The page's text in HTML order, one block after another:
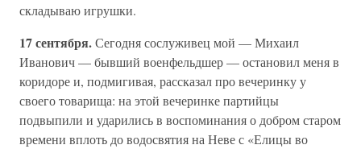
складываю игрушки.
17 сентября.Сегодня сослуживец мой — Михаил
Иванович — бывший военфельдшер — остановил меня в
коридоре и, подмигивая, рассказал про вечеринку у
своего товарища: на этой вечеринке партийцы
подвыпили и ударились в воспоминания о добром старом
времени вплоть до водосвятия на Неве с «Елицы во